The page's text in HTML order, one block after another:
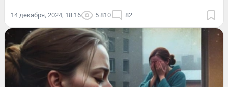
14 декабря, 2024, 18:16 5 810 82